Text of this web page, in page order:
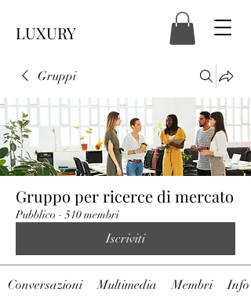
LUXURY
Gruppi
Gruppo per ricerce di mercato
Pubblico · 510 membri
Iscriviti
Conversazioni Multimedia Membri Info